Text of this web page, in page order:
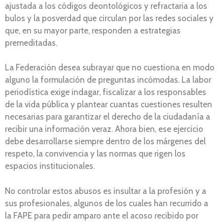
ajustada a los códigos deontológicos y refractaria a los
bulos y la posverdad que circulan por las redes sociales y
que, en su mayor parte, responden a estrategias
premeditadas.
La Federación desea subrayar que no cuestiona en modo
alguno la formulación de preguntas incómodas. La labor
periodística exige indagar, fiscalizar a los responsables
de la vida pública y plantear cuantas cuestiones resulten
necesarias para garantizar el derecho de la ciudadanía a
recibir una información veraz. Ahora bien, ese ejercicio
debe desarrollarse siempre dentro de los márgenes del
respeto, la convivencia y las normas que rigen los
espacios institucionales.
No controlar estos abusos es insultar a la profesión y a
sus profesionales, algunos de los cuales han recurrido a
la FAPE para pedir amparo ante el acoso recibido por